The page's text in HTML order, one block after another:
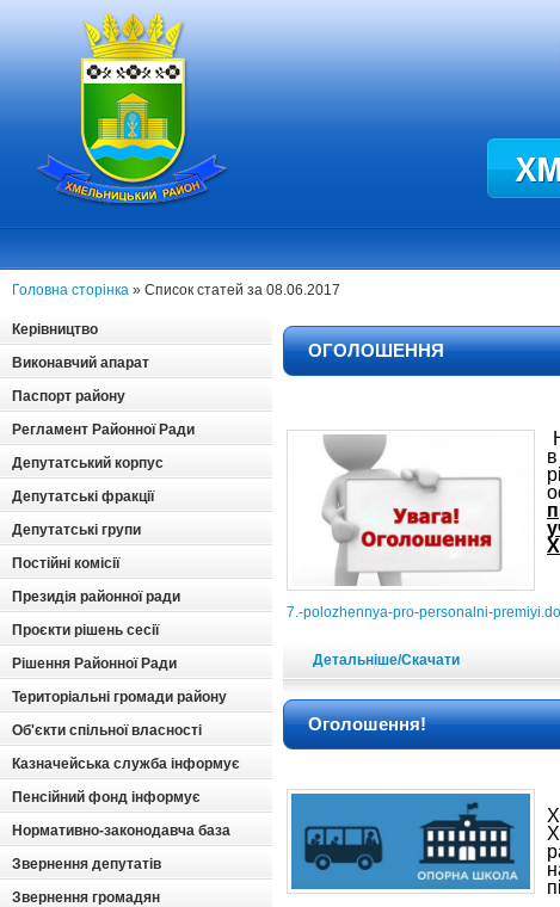
Головна сторінка » Список статей за 08.06.2017
Керівництво
Виконавчий апарат
Паспорт району
Регламент Районної Ради
Депутатський корпус
Депутатські фракції
Депутатські групи
Постійні комісії
Президія районної ради
Проєкти рішень сесії
Рішення Районної Ради
Територіальні громади району
Об'єкти спільної власності
Казначейська служба інформує
Пенсійний фонд інформує
Нормативно-законодавча база
Звернення депутатів
Звернення громадян
OГОЛОШЕННЯ
7.-polozhennya-pro-personalni-
Детальніше/Скачати
Оголошення!